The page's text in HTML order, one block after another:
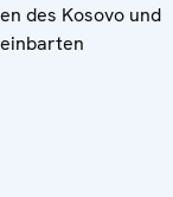
des Kosovo und